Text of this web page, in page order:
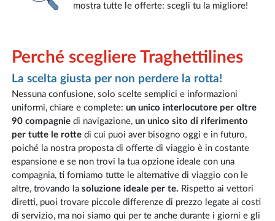
mostra tutte le offerte: scegli tu la migliore!
Perché scegliere Traghettilines
La scelta giusta per non perdere la rotta!
Nessuna confusione, solo scelte semplici e informazioni
uniformi, chiare e complete: un unico interlocutore per oltre
90 compagniedi navigazione, un unico sito di riferimento
per tutte le rottedi cui puoi aver bisogno oggi e in futuro,
poiché la nostra proposta di offerte di viaggio è in costante
espansione e se non trovi la tua opzione ideale con una
compagnia, ti forniamo tutte le alternative di viaggio con le
altre, trovando la soluzione ideale per te. Rispetto ai vettori
diretti, puoi trovare piccole differenze di prezzo legate ai costi
di servizio, ma noi siamo qui per te anche durante i giorni e gli